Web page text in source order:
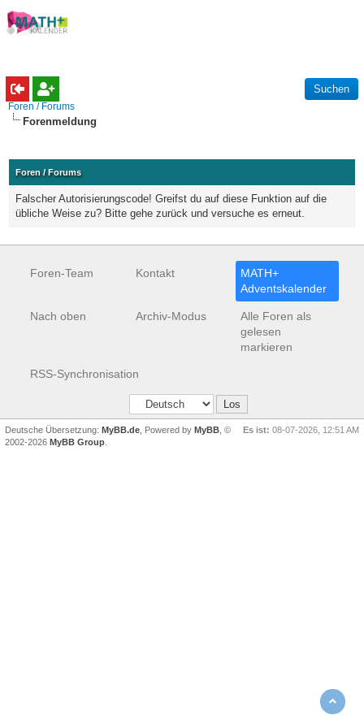
Foren / Forums
Forenmeldung
Foren / Forums
Falscher Autorisierungscode! Greifst du auf diese Funktion auf die
übliche Weise zu? Bitte gehe zurück und versuche es erneut.
Foren-Team Kontakt
MATH+
Adventskalender
Nach oben Archiv-Modus
Alle Foren als
gelesen
markieren
RSS-Synchronisation
Es ist: 08-07-2026, 12:51 AM
Deutsche Übersetzung: MyBB.de , Powered by MyBB , ©
2002-2026 MyBB Group